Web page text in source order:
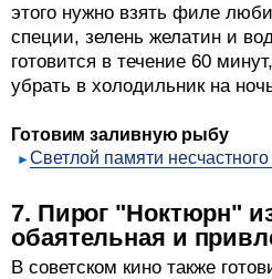
этого нужно взять филе
специи, зелень желатин и
готовится в течение 60
убрать в холодильник на
Готовим заливную рыбу
Светлой памяти
7. Пирог "Ноктюрн"
обаятельная и
В советском кино также